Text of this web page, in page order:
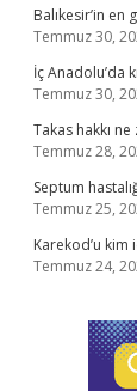
Balıkesir’in en
Temmuz 30,
İç Anadolu’da
Temmuz 30,
Takas hakkı
Temmuz 28,
Septum
Temmuz 25,
Karekod’u kim
Temmuz 24,